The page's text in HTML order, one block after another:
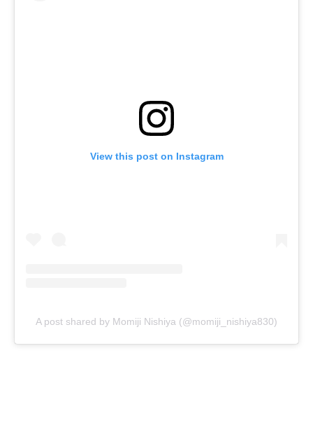
View this post on Instagram
A post shared by Momiji Nishiya (@momiji_nishiya830)